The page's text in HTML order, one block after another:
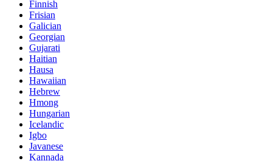
Finnish
Frisian
Galician
Georgian
Gujarati
Haitian
Hausa
Hawaiian
Hebrew
Hmong
Hungarian
Icelandic
Igbo
Javanese
Kannada